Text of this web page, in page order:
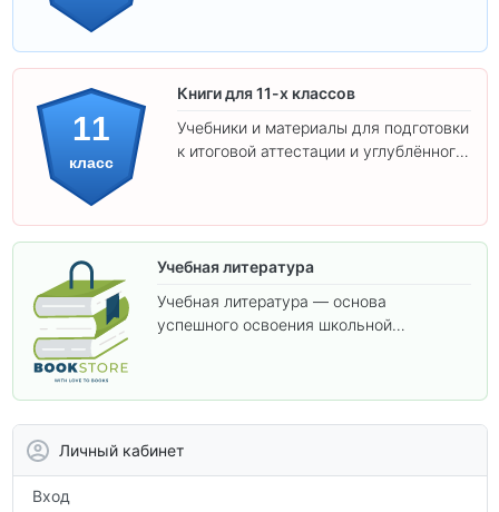
11
класс
Книги для 11-х классов
Учебники и материалы для подготовки
к итоговой аттестации и углублённого
Учебная литература
Учебная литература — основа
успешного освоения школьной
Личный кабинет
Вход